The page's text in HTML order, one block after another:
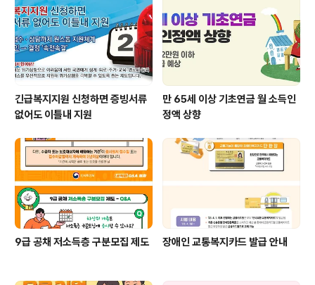
긴급복지지원 신청하면 증빙서류
없어도 이틀내 지원
만 65세 이상 기초연금 월 소득인
정액 상향
9급 공채 저소득층 구분모집 제도 장애인 교통복지카드 발급 안내